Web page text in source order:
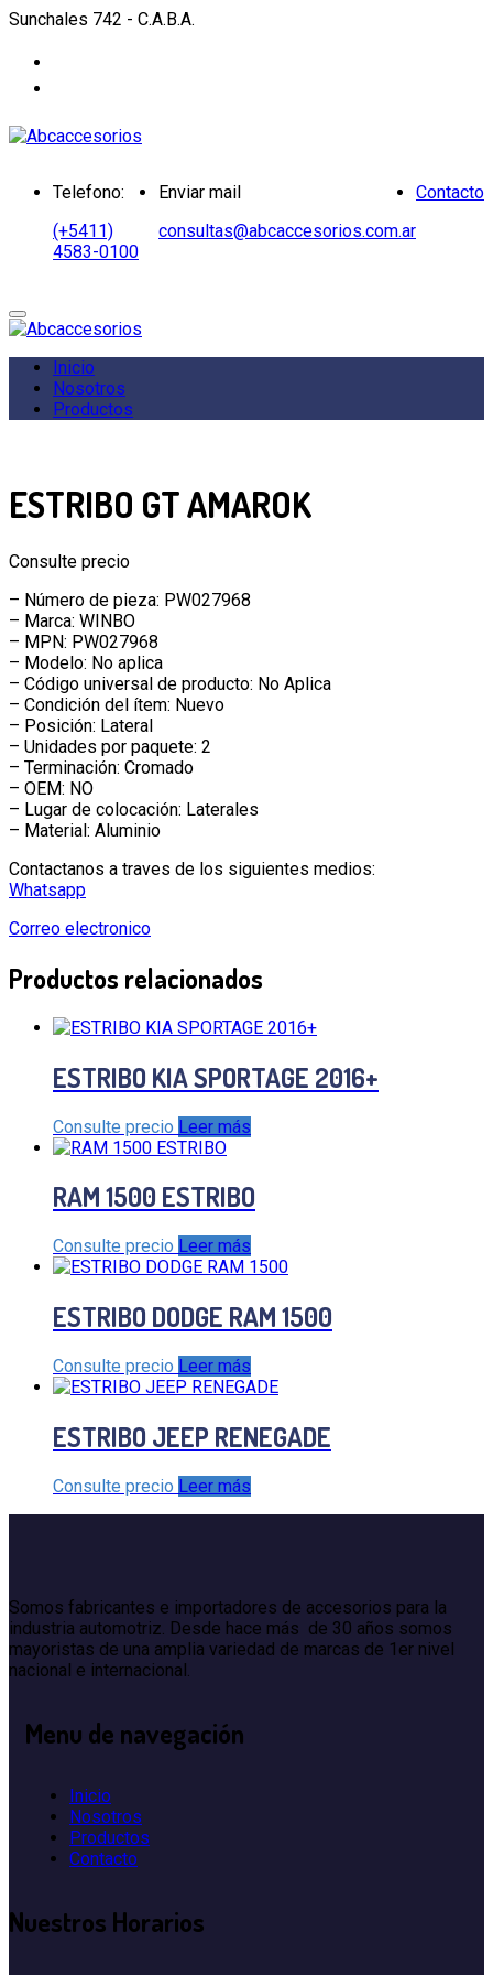
Sunchales 742 - C.A.B.A.
Telefono:
(+5411)
4583-0100
Enviar mail
consultas@abcaccesorios.com.ar
Contacto
Inicio
Nosotros
Productos
ESTRIBO GT AMAROK
Consulte precio
– Número de pieza: PW027968
– Marca: WINBO
– MPN: PW027968
– Modelo: No aplica
– Código universal de producto: No Aplica
– Condición del ítem: Nuevo
– Posición: Lateral
– Unidades por paquete: 2
– Terminación: Cromado
– OEM: NO
– Lugar de colocación: Laterales
– Material: Aluminio
Contactanos a traves de los siguientes medios:
Whatsapp
Correo electronico
Productos relacionados
ESTRIBO KIA SPORTAGE 2016+
Consulte precio Leer más
RAM 1500 ESTRIBO
Consulte precio Leer más
ESTRIBO DODGE RAM 1500
Consulte precio Leer más
ESTRIBO JEEP RENEGADE
Consulte precio Leer más
Somos fabricantes e importadores de accesorios para la
industria automotriz. Desde hace más de 30 años somos
mayoristas de una amplia variedad de marcas de 1er nivel
nacional e internacional.
Menu de navegación
Inicio
Nosotros
Productos
Contacto
Nuestros Horarios